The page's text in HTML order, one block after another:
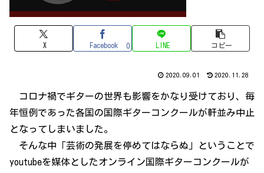
X Facebook 0 LINE コピー
2020.09.01 2020.11.28
コロナ禍でギターの世界も影響をかなり受けており、毎
年恒例であった各国の国際ギターコンクールが軒並み中止
となってしまいました。
そんな中「芸術の発展を停めてはならぬ」ということで
youtubeを媒体としたオンライン国際ギターコンクールが